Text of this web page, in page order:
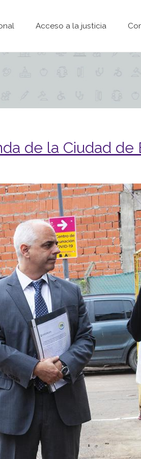
Acceso a la justicia
de la Ciudad de